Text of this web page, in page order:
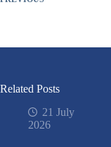
Related Posts
21 July
2026